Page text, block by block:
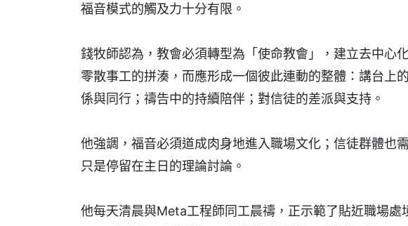
福音模式的觸及力十分有限。
錢牧師認為，教會必須轉型為「使命教會」，建立去中心
零散事工的拼湊，而應形成一個彼此連動的整體：講台上
係與同行；禱告中的持續陪伴；對信徒的差派與支持。
他強調，福音必須道成肉身地進入職場文化；信徒群體也
只是停留在主日的理論討論。
他每天清晨與Meta工程師同工晨禱，正示範了貼近職場處